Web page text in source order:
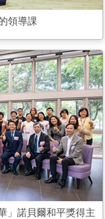
領導課
」諾貝爾和平獎得主